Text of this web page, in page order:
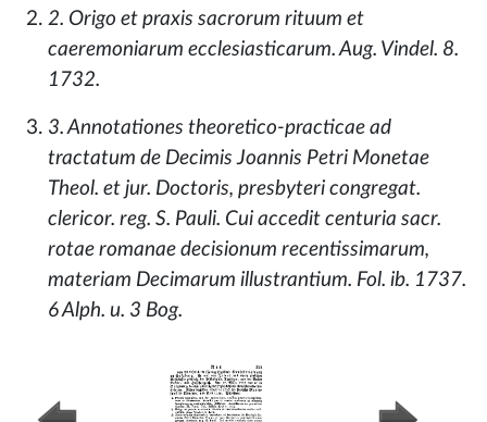
2. Origo et praxis sacrorum rituum et
caeremoniarum ecclesiasticarum. Aug. Vindel. 8.
1732.
3. Annotationes theoretico-practicae ad
tractatum de Decimis Joannis Petri Monetae
Theol. et jur. Doctoris, presbyteri congregat.
clericor. reg. S. Pauli. Cui accedit centuria sacr.
rotae romanae decisionum recentissimarum,
materiam Decimarum illustrantium. Fol. ib. 1737.
6 Alph. u. 3 Bog.